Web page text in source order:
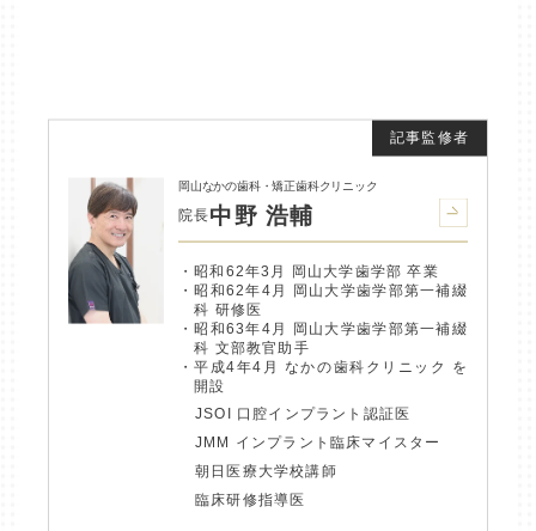
岡山なかの歯科・矯正歯科クリニック
院長中野 浩輔
昭和62年3月 岡山大学歯学部 卒業
昭和62年4月 岡山大学歯学部第一補綴
科 研修医
昭和63年4月 岡山大学歯学部第一補綴
科 文部教官助手
平成4年4月 なかの歯科クリニック を
開設
JSOI 口腔インプラント認証医
JMM インプラント臨床マイスター
朝日医療大学校講師
臨床研修指導医